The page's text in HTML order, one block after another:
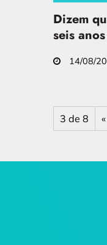
Dizem
seis
14/08/
3 de 8